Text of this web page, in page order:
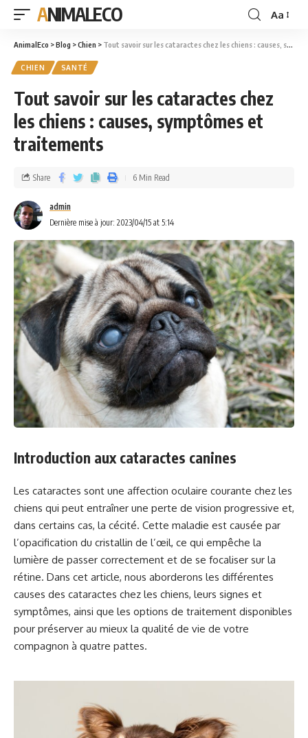
ANIMALECO Aa
AnimalEco >Blog >Chien > Tout savoir sur les cataractes chez les chiens : causes, symptômes et traitements
CHIEN SANTÉ
Tout savoir sur les cataractes chez
les chiens : causes, symptômes et
traitements
admin
Dernière mise à jour: 2023/04/15 at 5:14
Share 6 Min Read
Introduction aux cataractes canines
Les cataractes sont une affection oculaire courante chez les
chiens qui peut entraîner une perte de vision progressive et,
dans certains cas, la cécité. Cette maladie est causée par
l’opacification du cristallin de l’œil, ce qui empêche la
lumière de passer correctement et de se focaliser sur la
rétine. Dans cet article, nous aborderons les différentes
causes des cataractes chez les chiens, leurs signes et
symptômes, ainsi que les options de traitement disponibles
pour préserver au mieux la qualité de vie de votre
compagnon à quatre pattes.